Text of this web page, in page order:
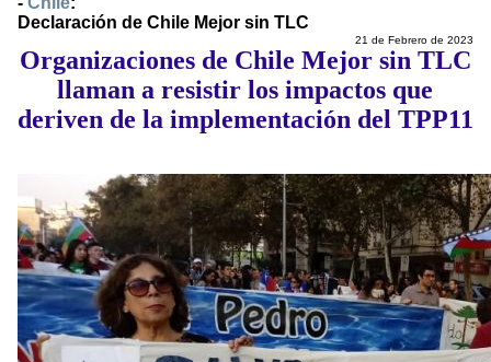
Declaración de Chile Mejor sin TLC
21 de Febrero de 2023
Organizaciones de Chile Mejor sin TLC
llaman a resistir los impactos que
deriven de la implementación del TPP11